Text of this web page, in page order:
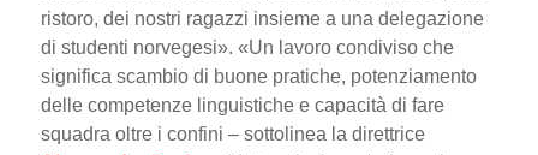
ristoro, dei nostri ragazzi insieme a una delegazione
di studenti norvegesi». «Un lavoro condiviso che
significa scambio di buone pratiche, potenziamento
delle competenze linguistiche e capacità di fare
squadra oltre i confini – sottolinea la direttrice